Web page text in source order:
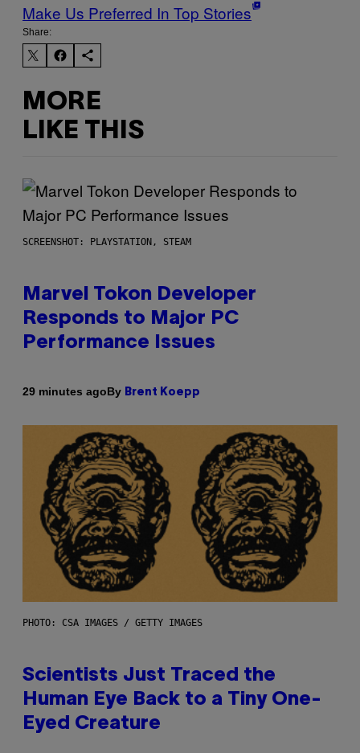
Make Us Preferred In Top Stories
Share:
MORE
LIKE THIS
SCREENSHOT: PLAYSTATION, STEAM
Marvel Tokon Developer
Responds to Major PC
Performance Issues
29 minutes agoBy Brent Koepp
PHOTO: CSA IMAGES / GETTY IMAGES
Scientists Just Traced the
Human Eye Back to a Tiny One-
Eyed Creature